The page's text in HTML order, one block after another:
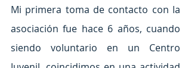
Mi primera toma de contacto con la
asociación fue hace 6 años, cuando
siendo voluntario en un Centro